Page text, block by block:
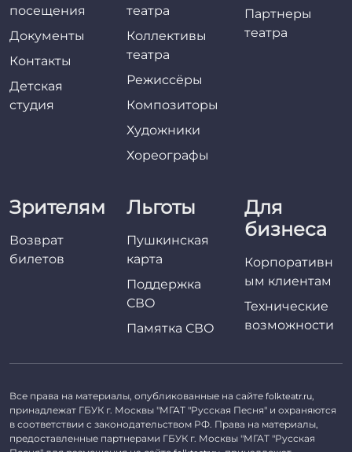
посещения
Документы
Контакты
Детская
студия
театра
Коллективы
театра
Режиссёры
Композиторы
Художники
Хореографы
Партнеры
театра
Зрителям
Возврат
билетов
Льготы
Пушкинская
карта
Поддержка
СВО
Памятка СВО
Для
бизнеса
Корпоративн
ым клиентам
Технические
возможности
Все права на материалы, опубликованные на сайте folkteatr.ru,
принадлежат ГБУК г. Москвы "МГАТ "Русская Песня" и охраняются
в соответствии с законодательством РФ. Права на материалы,
предоставленные партнерами ГБУК г. Москвы "МГАТ "Русская